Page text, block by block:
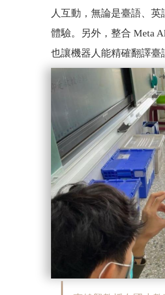
人互動，無論是臺語、
體驗。另外，整合 Meta
也讓機器人能精確翻譯臺